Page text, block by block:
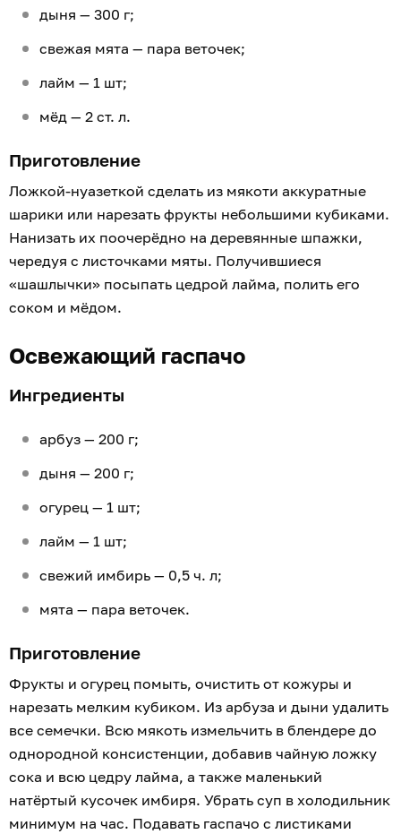
дыня — 300 г;
свежая мята — пара веточек;
лайм — 1 шт;
мёд — 2 ст. л.
Приготовление
Ложкой-нуазеткой сделать из мякоти аккуратные
шарики или нарезать фрукты небольшими кубиками.
Нанизать их поочерёдно на деревянные шпажки,
чередуя с листочками мяты. Получившиеся
«шашлычки» посыпать цедрой лайма, полить его
соком и мёдом.
Освежающий гаспачо
Ингредиенты
арбуз — 200 г;
дыня — 200 г;
огурец — 1 шт;
лайм — 1 шт;
свежий имбирь — 0,5 ч. л;
мята — пара веточек.
Приготовление
Фрукты и огурец помыть, очистить от кожуры и
нарезать мелким кубиком. Из арбуза и дыни удалить
все семечки. Всю мякоть измельчить в блендере до
однородной консистенции, добавив чайную ложку
сока и всю цедру лайма, а также маленький
натёртый кусочек имбиря. Убрать суп в холодильник
минимум на час. Подавать гаспачо с листиками